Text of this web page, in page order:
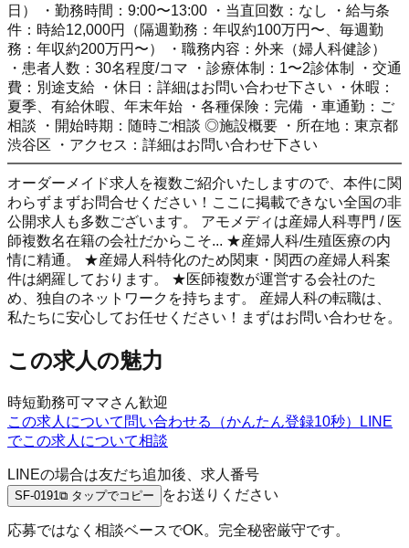
日） ・勤務時間：9:00〜13:00 ・当直回数：なし ・給与条
件：時給12,000円（隔週勤務：年収約100万円〜、毎週勤
務：年収約200万円〜） ・職務内容：外来（婦人科健診）
・患者人数：30名程度/コマ ・診療体制：1〜2診体制 ・交通
費：別途支給 ・休日：詳細はお問い合わせ下さい ・休暇：
夏季、有給休暇、年末年始 ・各種保険：完備 ・車通勤：ご
相談 ・開始時期：随時ご相談 ◎施設概要 ・所在地：東京都
渋谷区 ・アクセス：詳細はお問い合わせ下さい
━━━━━━━━━━━━━━━━━━━━━━━━━━━
オーダーメイド求人を複数ご紹介いたしますので、本件に関
わらずまずお問合せください！ここに掲載できない全国の非
公開求人も多数ございます。 アモメディは産婦人科専門 / 医
師複数名在籍の会社だからこそ... ★産婦人科/生殖医療の内
情に精通。 ★産婦人科特化のため関東・関西の産婦人科案
件は網羅しております。 ★医師複数が運営する会社のた
め、独自のネットワークを持ちます。 産婦人科の転職は、
私たちに安心してお任せください！まずはお問い合わせを。
この求人の魅力
時短勤務可ママさん歓迎
この求人について問い合わせる（かんたん登録10秒）
LINE
でこの求人について相談
LINEの場合は友だち追加後、求人番号
SF-0191⧉ タップでコピー をお送りください
応募ではなく相談ベースでOK。完全秘密厳守です。